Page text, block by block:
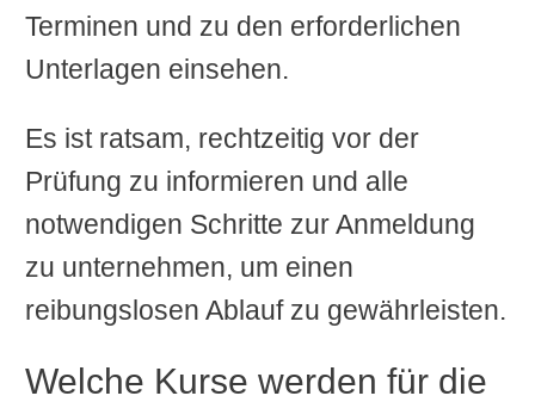
Terminen und zu den erforderlichen
Unterlagen einsehen.
Es ist ratsam, rechtzeitig vor der
Prüfung zu informieren und alle
notwendigen Schritte zur Anmeldung
zu unternehmen, um einen
reibungslosen Ablauf zu gewährleisten.
Welche Kurse werden für die